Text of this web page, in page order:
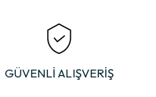
GÜVENLİ ALIŞVERİŞ